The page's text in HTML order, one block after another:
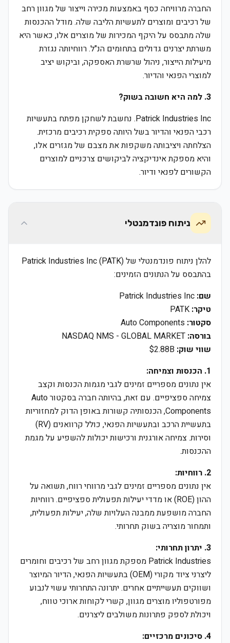
החברה מרוויחה כסף באמצעות מכירה וייצור של מגוון רחב
של רכיבים ומוצרים לתעשיות הליבה שלה. מודל ההכנסות
שלה מתבסס על היקף המכירות של מוצרים אלו, כאשר היא
משרתת יצרנים גדולים בתחומים הנ"ל. רווחיותה נגזרת
מיעילות הייצור, ניהול שרשרת האספקה, וביקוש יציב
למוצרי הפנאי והדיור.
3. למה היא חשובה בשוק?
Patrick Industries Inc. נחשבת לשחקן מפתח בתעשיות
רכבי הפנאי והדיור בשל היותה ספקית רכיבים מרכזית.
הצלחתה ויציבותה משקפות את מצבם של מגזרים אלו,
והיא מספקת אינדיקציה לביקושים צרכניים למוצרים
הקשורים לפנאי ודיור.
ניתוח פונדמנטלי
להלן ניתוח פונדמנטלי של Patrick Industries Inc (PATK)
בהתבסס על הנתונים הזמינים:
שם:
טיקר:
סקטור:
בורסה:
שווי שוק:
1. הכנסות וצמיחה:
אין נתונים מספריים זמינים לגבי מגמות הכנסות וקצב
צמיחה ספציפיים. עם זאת, בהיותה חברה בסקטור Auto
Components, הכנסותיה קשורות באופן הדוק למחזוריות
בתעשיית הרכב ובתעשיות הפנאי, כולל קרוואנים (RV)
וסירות. צמיחה אורגנית ורכישות יכולות להשפיע על מגמת
ההכנסות.
2. רווחיות:
אין נתונים מספריים זמינים לגבי מרווחי רווח, תשואה על
ההון (ROE) או מדדי יעילות תפעולית ספציפיים. רווחיות
החברה מושפעת ממבנה העלויות שלה, יעילות תפעולית,
ותמחור מוצריה בשוק תחרותי.
3. יתרון תחרותי:
Patrick Industries מספקת מגוון רחב של רכיבים וחומרים
ליצרני ציוד מקורי (OEM) בתעשיות הפנאי, הדיור המיוצר
ושווקים תעשייתיים אחרים. יתרונה התחרותי עשוי לנבוע
מפורטפוליו מוצרים מגוון, קשרי לקוחות ארוכי טווח,
ויכולת לספק פתרונות משולבים ליצרנים.
4. סיכונים מרכזיים: